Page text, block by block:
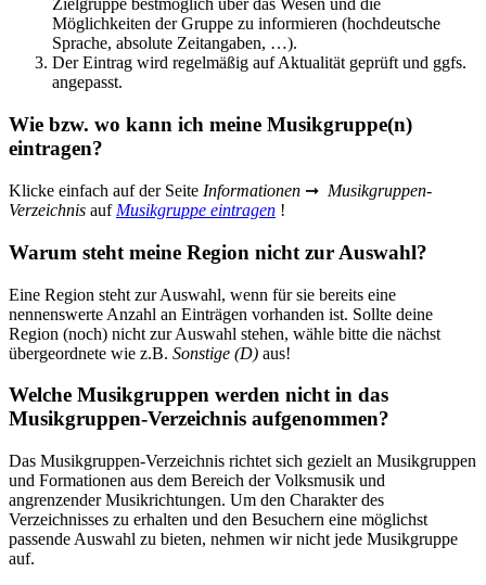
Möglichkeiten der Gruppe zu informieren (hochdeutsche
Sprache, absolute Zeitangaben, …).
Der Eintrag wird regelmäßig auf Aktualität geprüft und ggfs.
angepasst.
Wie bzw. wo kann ich meine Musikgruppe(n)
eintragen?
Klicke einfach auf der Seite Informationen ➞ Musikgruppen-
Verzeichnis auf Musikgruppe eintragen !
Warum steht meine Region nicht zur Auswahl?
Eine Region steht zur Auswahl, wenn für sie bereits eine
nennenswerte Anzahl an Einträgen vorhanden ist. Sollte deine
Region (noch) nicht zur Auswahl stehen, wähle bitte die nächst
übergeordnete wie z.B. Sonstige (D) aus!
Welche Musikgruppen werden nicht in das
Musikgruppen-Verzeichnis aufgenommen?
Das Musikgruppen-Verzeichnis richtet sich gezielt an Musikgruppen
und Formationen aus dem Bereich der Volksmusik und
angrenzender Musikrichtungen. Um den Charakter des
Verzeichnisses zu erhalten und den Besuchern eine möglichst
passende Auswahl zu bieten, nehmen wir nicht jede Musikgruppe
auf.